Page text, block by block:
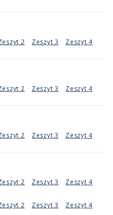
2 Zeszyt 3 Zeszyt 4
2 Zeszyt 3 Zeszyt 4
2 Zeszyt 3 Zeszyt 4
2 Zeszyt 3 Zeszyt 4
2 Zeszyt 3 Zeszyt 4